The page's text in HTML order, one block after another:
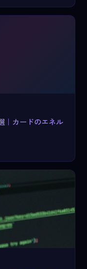
｜カードのエネル